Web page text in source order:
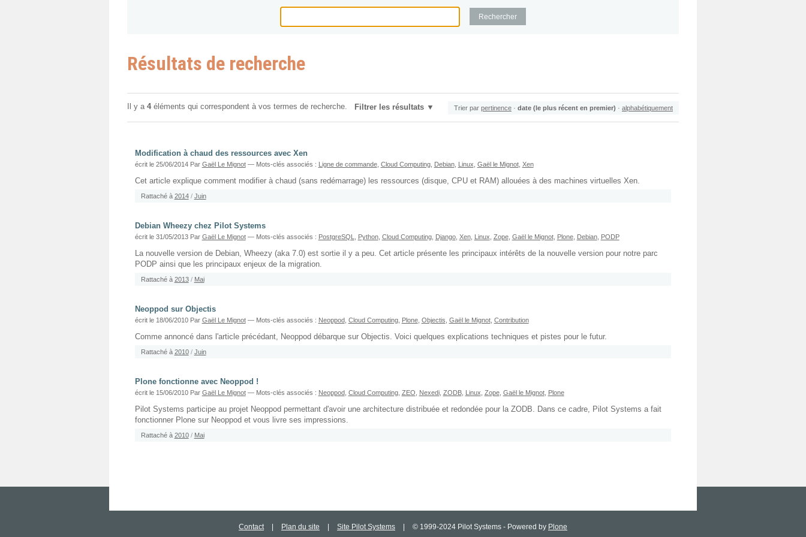
Résultats de recherche
Il y a 4éléments qui correspondent à vos termes de recherche. Filtrer les résultats Trier par pertinence · date (le plus récent en premier) · alphabétiquement
Modification à chaud des ressources avec Xen
écrit le 25/06/2014 Par Gaël Le Mignot — Mots-clés associés : Ligne de commande, Cloud Computing, Debian, Linux Gaël le Mignot, Xen
Cet article explique comment modifier à chaud (sans redémarrage) les ressources (disque, CPU et RAM) allouées à des machines virtuelles Xen.
Rattaché à 2014 / Juin
Debian Wheezy chez Pilot Systems
écrit le 31/05/2013 Par Gaël Le Mignot — Mots-clés associés : PostgreSQL Python, Cloud Computing, Django, Xen, Linux Zope, Gaël le Mignot, Plone, Debian, PODP
La nouvelle version de Debian, Wheezy (aka 7.0) est sortie il y a peu. Cet article présente les principaux intérêts de la nouvelle version pour notre parc
PODP ainsi que les principaux enjeux de la migration.
Rattaché à 2013 / Mai
Neoppod sur Objectis
écrit le 18/06/2010 Par Gaël Le Mignot — Mots-clés associés : Neoppod, Cloud Computing, Plone, Objectis Gaël le Mignot, Contribution
Comme annoncé dans l'article précédant, Neoppod débarque sur Objectis. Voici quelques explications techniques et pistes pour le futur.
Rattaché à 2010 / Juin
Plone fonctionne avec Neoppod !
écrit le 15/06/2010 Par Gaël Le Mignot — Mots-clés associés : Neoppod, Cloud Computing, ZEO Nexedi, ZODB, Linux Zope, Gaël le Mignot, Plone
Pilot Systems participe au projet Neoppod permettant d'avoir une architecture distribuée et redondée pour la ZODB. Dans ce cadre, Pilot Systems a fait
fonctionner Plone sur Neoppod et vous livre ses impressions.
Rattaché à 2010 / Mai
Contact Plan du site Site Pilot Systems © 1999-2024 Pilot Systems - Powered by Plone